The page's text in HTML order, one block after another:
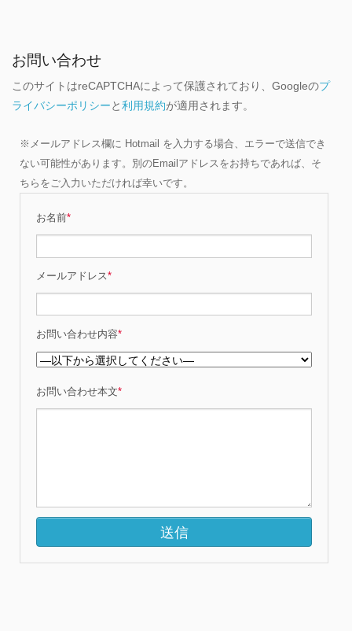
お問い合わせ
このサイトはreCAPTCHAによって保護されており、Googleのプ
ライバシーポリシーと利用規約が適用されます。
※メールアドレス欄に Hotmail を入力する場合、エラーで送信でき
ない可能性があります。別のEmailアドレスをお持ちであれば、そ
ちらをご入力いただければ幸いです。
お名前*
メールアドレス*
お問い合わせ内容*
お問い合わせ本文*